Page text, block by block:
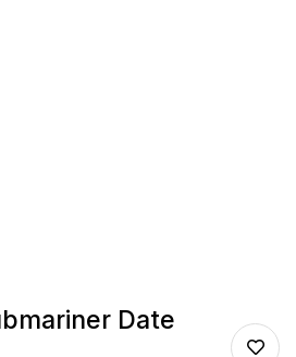
Date